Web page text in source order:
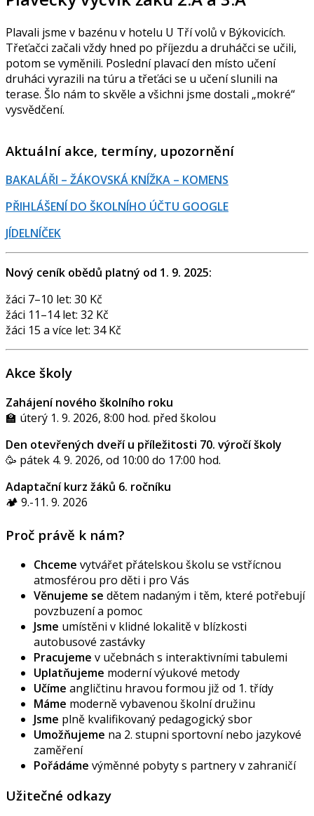
Plavali jsme v bazénu v hotelu U Tří volů v Býkovicích.
Třeťačci začali vždy hned po příjezdu a druháčci se učili,
potom se vyměnili. Poslední plavací den místo učení
druháci vyrazili na túru a třeťáci se u učení slunili na
terase. Šlo nám to skvěle a všichni jsme dostali „mokré“
vysvědčení.
Aktuální akce, termíny, upozornění
BAKALÁŘI – ŽÁKOVSKÁ KNÍŽKA – KOMENS
PŘIHLÁŠENÍ DO ŠKOLNÍHO ÚČTU GOOGLE
JÍDELNÍČEK
Nový ceník obědů platný od 1. 9. 2025:
žáci 7–10 let: 30 Kč
žáci 11–14 let: 32 Kč
žáci 15 a více let: 34 Kč
Akce školy
Zahájení nového školního roku
🏫 úterý 1. 9. 2026, 8:00 hod. před školou
Den otevřených dveří u příležitosti 70. výročí školy
🥳 pátek 4. 9. 2026, od 10:00 do 17:00 hod.
Adaptační kurz žáků 6. ročníku
🏕️ 9.-11. 9. 2026
Proč právě k nám?
Chceme vytvářet přátelskou školu se vstřícnou
atmosférou pro děti i pro Vás
Věnujeme se dětem nadaným i těm, které potřebují
povzbuzení a pomoc
Jsme umístěni v klidné lokalitě v blízkosti
autobusové zastávky
Pracujeme v učebnách s interaktivními tabulemi
Uplatňujeme moderní výukové metody
Učíme angličtinu hravou formou již od 1. třídy
Máme moderně vybavenou školní družinu
Jsme plně kvalifikovaný pedagogický sbor
Umožňujeme na 2. stupni sportovní nebo jazykové
zaměření
Pořádáme výměnné pobyty s partnery v zahraničí
Užitečné odkazy